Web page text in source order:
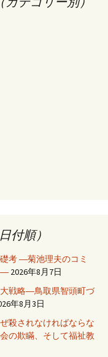
付順）
考 ―菊池理夫のコミ
― 2026年8月7日
戦略―鳥取県智頭町づ
年8月3日
殺されなければならな
の欺瞞、そして福祉教